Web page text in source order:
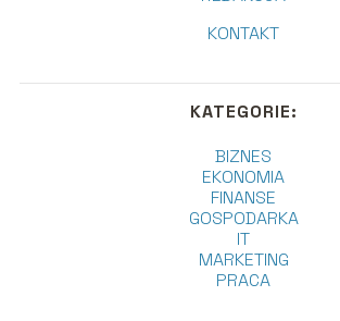
KONTAKT
KATEGORIE:
BIZNES
EKONOMIA
FINANSE
GOSPODARKA
IT
MARKETING
PRACA